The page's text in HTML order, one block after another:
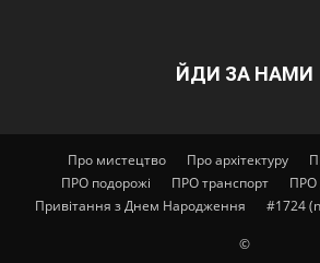
ЙДИ ЗА НАМИ
Про мистецтво Про архітектуру
ПРО подорожі
ПРО транспорт
ПРО
Привітання з Днем Народження
#1724
©